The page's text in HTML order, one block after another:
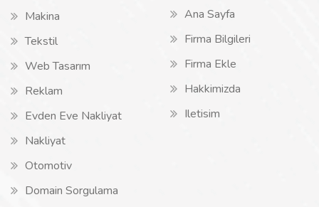
Makina
Tekstil
Web Tasarım
Reklam
Evden Eve Nakliyat
Nakliyat
Otomotiv
Domain Sorgulama
Ana Sayfa
Firma Bilgileri
Firma Ekle
Hakkimizda
Iletisim